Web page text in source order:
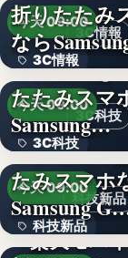
4.1
3C情報
今天 09:00
3C情報
文字
折りたたみ
なら
3C科技
今天 09:00
3C科技
文字
＜Samsung
たたみスマ
Samsung…
科技新品
今天 09:00
科技新品
＜ドコモ＞
たみスマホ
Samsung
＜楽天モバ